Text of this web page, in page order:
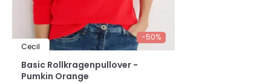
-50%
Cecil
Basic Rollkragenpullover -
Pumkin Orange